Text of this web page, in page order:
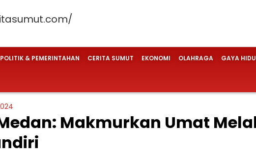
POLITIK & PEMERINTAHAN CERITA SUMUT EKONOMI OLAHRAGA GAYA
Makmurkan Umat